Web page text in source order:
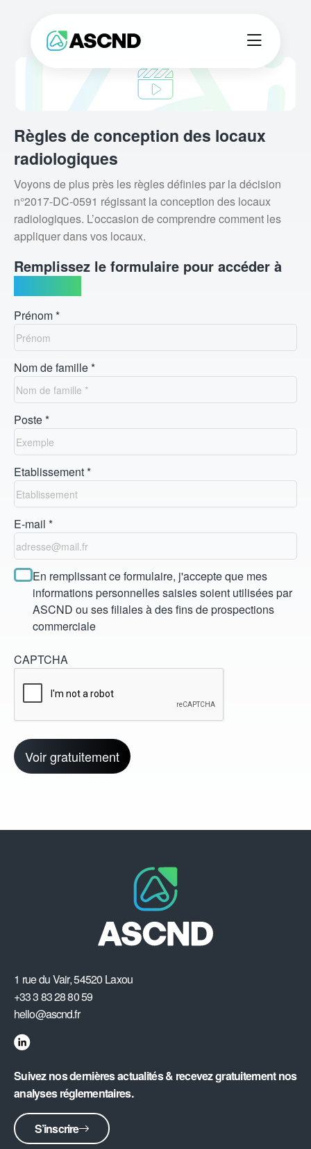
Règles de conception des locaux
radiologiques
Voyons de plus près les règles définies par la décision
n°2017-DC-0591 régissant la conception des locaux
radiologiques. L’occasion de comprendre comment les
appliquer dans vos locaux.
Remplissez le formulaire pour accéder à
Prénom *
Nom de famille *
Poste *
Etablissement *
E-mail *
En remplissant ce formulaire, j'accepte que mes
informations personnelles saisies soient utilisées par
ASCND ou ses filiales à des fins de prospections
commerciale
CAPTCHA
1 rue du Vair, 54520 Laxou
+33 3 83 28 80 59
hello@ascnd.fr
Suivez nos dernières actualités & recevez gratuitement nos
analyses réglementaires.
S’inscrire